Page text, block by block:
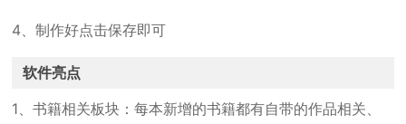
4、制作好点击保存即可
软件亮点
1、书籍相关板块：每本新增的书籍都有自带的作品相关、